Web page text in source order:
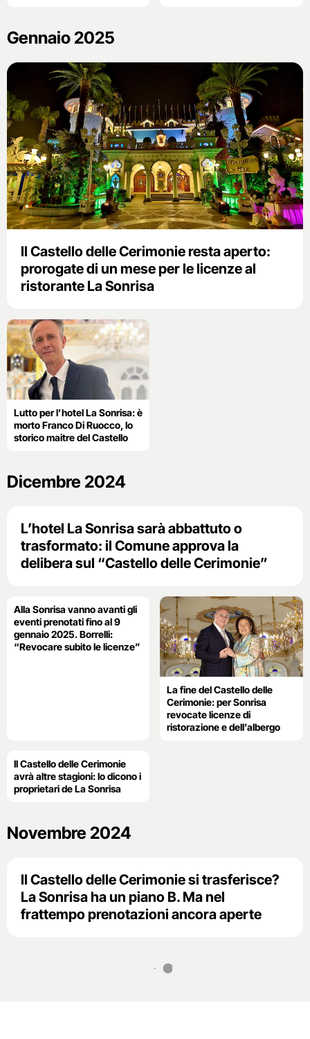
Gennaio 2025
Il Castello delle Cerimonie resta aperto:
prorogate di un mese per le licenze al
ristorante La Sonrisa
Lutto per l’hotel La Sonrisa: è
morto Franco Di Ruocco, lo
storico maitre del Castello
Dicembre 2024
L’hotel La Sonrisa sarà abbattuto o
trasformato: il Comune approva la
delibera sul “Castello delle Cerimonie”
Alla Sonrisa vanno avanti gli
eventi prenotati fino al 9
gennaio 2025. Borrelli:
“Revocare subito le licenze”
La fine del Castello delle
Cerimonie: per Sonrisa
revocate licenze di
ristorazione e dell’albergo
Il Castello delle Cerimonie
avrà altre stagioni: lo dicono i
proprietari de La Sonrisa
Novembre 2024
Il Castello delle Cerimonie si trasferisce?
La Sonrisa ha un piano B. Ma nel
frattempo prenotazioni ancora aperte